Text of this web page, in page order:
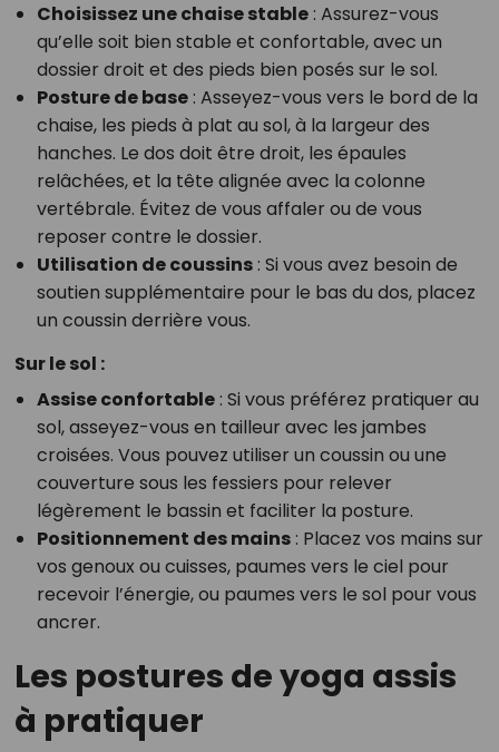
Choisissez une chaise stable: Assurez-vous
qu’elle soit bien stable et confortable, avec un
dossier droit et des pieds bien posés sur le sol.
Posture de base: Asseyez-vous vers le bord de la
chaise, les pieds à plat au sol, à la largeur des
hanches. Le dos doit être droit, les épaules
relâchées, et la tête alignée avec la colonne
vertébrale. Évitez de vous affaler ou de vous
reposer contre le dossier.
Utilisation de coussins: Si vous avez besoin de
soutien supplémentaire pour le bas du dos, placez
un coussin derrière vous.
Sur le sol :
Assise confortable: Si vous préférez pratiquer au
sol, asseyez-vous en tailleur avec les jambes
croisées. Vous pouvez utiliser un coussin ou une
couverture sous les fessiers pour relever
légèrement le bassin et faciliter la posture.
Positionnement des mains: Placez vos mains sur
vos genoux ou cuisses, paumes vers le ciel pour
recevoir l’énergie, ou paumes vers le sol pour vous
ancrer.
Les postures de yoga assis
à pratiquer